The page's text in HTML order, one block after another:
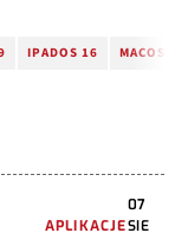
APLIKACJE
07
SIE